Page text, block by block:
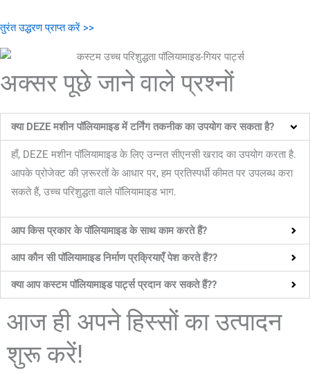
तुरंत उद्धरण प्राप्त करें >>
अक्सर पूछे जाने वाले प्रश्नों
क्या DEZE मशीन पॉलियामाइड में टर्निंग तकनीक का उपयोग कर सकता है?
हाँ, DEZE मशीन पॉलियामाइड के लिए उन्नत सीएनसी खराद का उपयोग करता है.
आपके प्रोजेक्ट की ज़रूरतों के आधार पर, हम प्रतिस्पर्धी कीमत पर उपलब्ध करा
सकते हैं, उच्च परिशुद्धता वाले पॉलियामाइड भाग.
आप किस प्रकार के पॉलियामाइड के साथ काम करते हैं?
आप कौन सी पॉलियामाइड निर्माण प्रक्रियाएँ पेश करते हैं??
क्या आप कस्टम पॉलियामाइड पार्ट्स प्रदान कर सकते हैं??
आज ही अपने हिस्सों का उत्पादन
शुरू करें!